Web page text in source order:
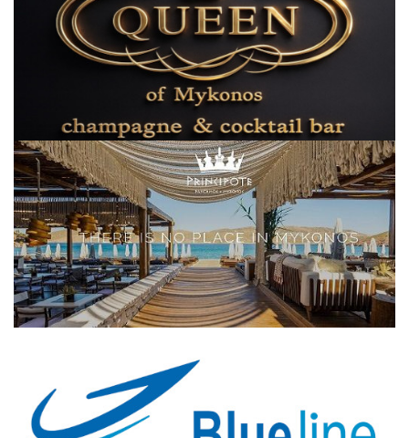
All News
Γλώσσα
Ελληνικά English